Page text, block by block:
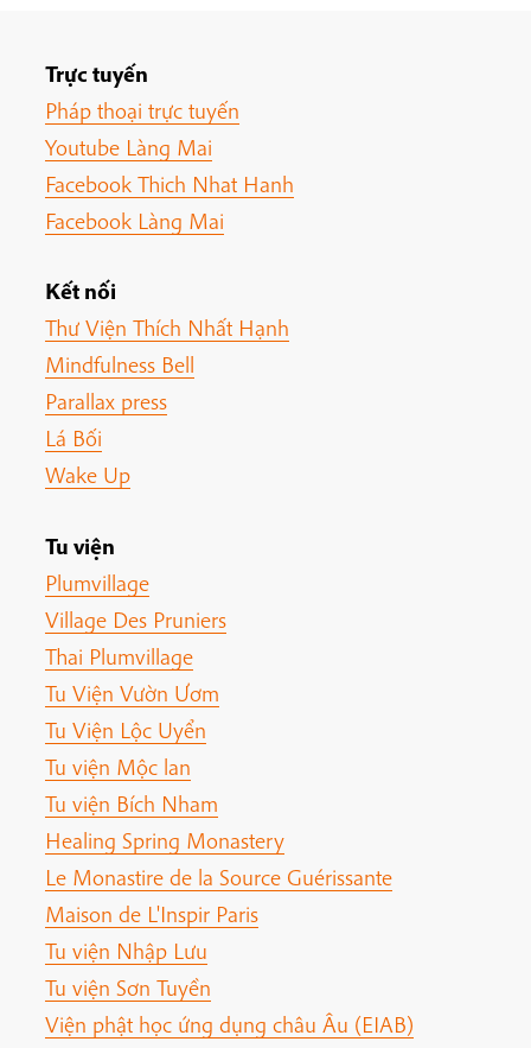
Trực tuyến
Pháp thoại trực tuyến
Youtube Làng Mai
Facebook Thich Nhat Hanh
Facebook Làng Mai
Kết nối
Thư Viện Thích Nhất Hạnh
Mindfulness Bell
Parallax press
Lá Bối
Wake Up
Tu viện
Plumvillage
Village Des Pruniers
Thai Plumvillage
Tu Viện Vườn Ươm
Tu Viện Lộc Uyển
Tu viện Mộc lan
Tu viện Bích Nham
Healing Spring Monastery
Le Monastire de la Source Guérissante
Maison de L'Inspir Paris
Tu viện Nhập Lưu
Tu viện Sơn Tuyền
Viện phật học ứng dụng châu Âu (EIAB)